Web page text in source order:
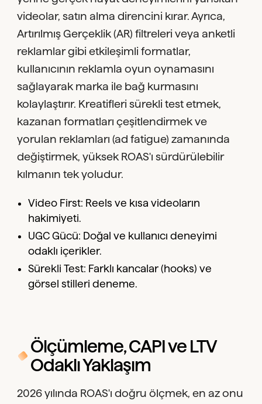
videolar, satın alma direncini kırar. Ayrıca,
Artırılmış Gerçeklik (AR) filtreleri veya anketli
reklamlar gibi etkileşimli formatlar,
kullanıcının reklamla oyun oynamasını
sağlayarak marka ile bağ kurmasını
kolaylaştırır. Kreatifleri sürekli test etmek,
kazanan formatları çeşitlendirmek ve
yorulan reklamları (ad fatigue) zamanında
değiştirmek, yüksek ROAS'ı sürdürülebilir
kılmanın tek yoludur.
Video First: Reels ve kısa videoların
hakimiyeti.
UGC Gücü: Doğal ve kullanıcı deneyimi
odaklı içerikler.
Sürekli Test: Farklı kancalar (hooks) ve
görsel stilleri deneme.
Ölçümleme, CAPI ve LTV
Odaklı Yaklaşım
2026 yılında ROAS'ı doğru ölçmek, en az onu